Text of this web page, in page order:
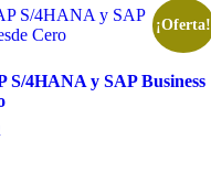
¡Oferta!
S/4HANA y SAP Business
El